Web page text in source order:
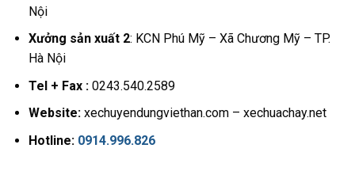
Nội
Xưởng sản xuất 2: KCN Phú Mỹ – Xã Chương Mỹ – TP.
Hà Nội
Tel + Fax :0243.540.2589
Website:xechuyendungviethan.com – xechuachay.net
Hotline: 0914.996.826